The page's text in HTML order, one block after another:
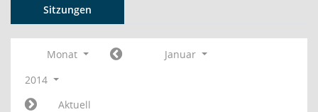
Sitzungen
Monat
Januar
2014
Aktuell